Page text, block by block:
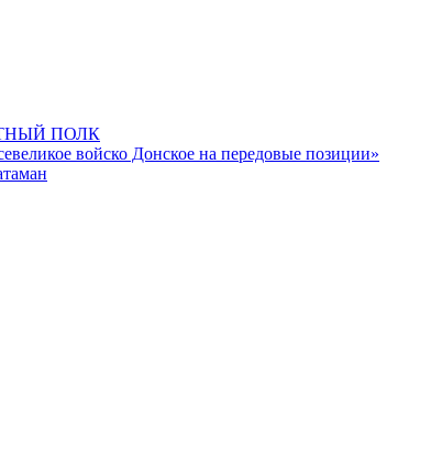
ПОЛК
войско Донское на передовые позиции»